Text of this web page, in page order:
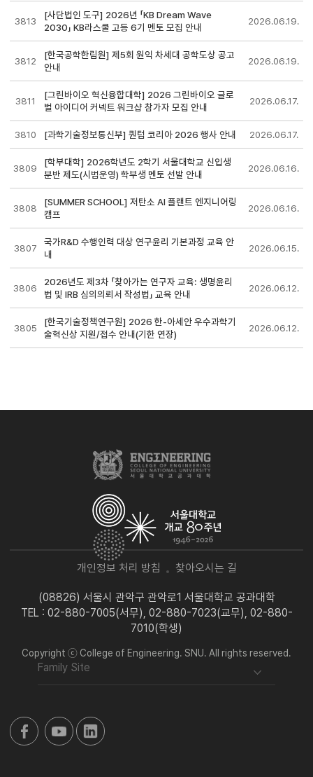
3813
[사단법인 도구] 2026년 「KB Dream Wave
2030」 KB라스쿨 고등 6기 멘토 모집 안내
2026.06.19.
3812
[한국공학한림원] 제5회 원익 차세대 공학도상 공고
안내
2026.06.19.
3811
[그린바이오 혁신융합대학] 2026 그린바이오 글로
벌 아이디어 커넥트 워크샵 참가자 모집 안내
2026.06.17.
3810 [과학기술정보통신부] 퀀텀 코리아 2026 행사 안내 2026.06.17.
3809
[학부대학] 2026학년도 2학기 서울대학교 신입생
분반 제도(시범운영) 학부생 멘토 선발 안내
2026.06.16.
3808
[SUMMER SCHOOL] 저탄소 AI 플랜트 엔지니어링
캠프
2026.06.16.
3807
국가R&D 수행인력 대상 연구윤리 기본과정 교육 안
내
2026.06.15.
3806
2026년도 제3차 「찾아가는 연구자 교육: 생명윤리
법 및 IRB 심의의뢰서 작성법」 교육 안내
2026.06.12.
3805
[한국기술정책연구원] 2026 한-아세안 우수과학기
술혁신상 지원/접수 안내(기한 연장)
2026.06.12.
개인정보 처리 방침 찾아오시는 길
(08826) 서울시 관악구 관악로1 서울대학교 공과대학
TEL : 02-880-7005(서무), 02-880-7023(교무), 02-880-
7010(학생)
Copyright ⓒ College of Engineering. SNU. All rights reserved.
Family Site